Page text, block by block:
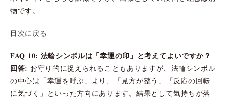
物です。
目次に戻る
FAQ 10: 法輪シンボルは「幸運の印」と考えてよいですか？
回答: お守り的に捉えられることもありますが、法輪シンボル
の中心は「幸運を呼ぶ」より、「見方が整う」「反応の回転
に気づく」といった方向にあります。結果として気持ちが落